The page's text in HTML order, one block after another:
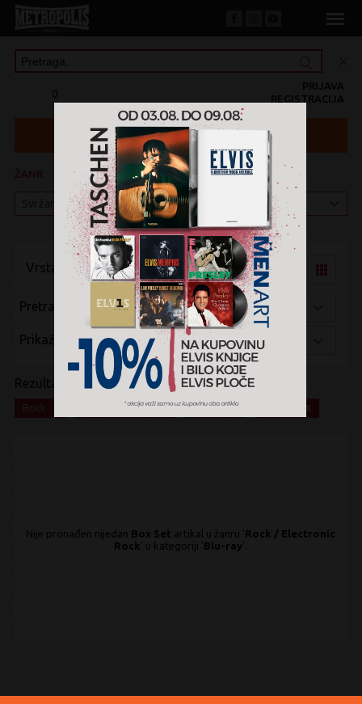
0 REGISTRACIJA
PRIJAVA
KATEGORIJA
Vrsta pregleda:
Pretraži po:
Prikaži po:
Rezultati pretrage:
Electronic Rock x Blu-ray x
Nije pronađen nijedan Box Set artikal u žanru 'Rock / Electronic
Rock ' u kategoriji 'Blu-ray'.